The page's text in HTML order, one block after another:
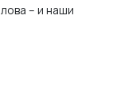
– и наши